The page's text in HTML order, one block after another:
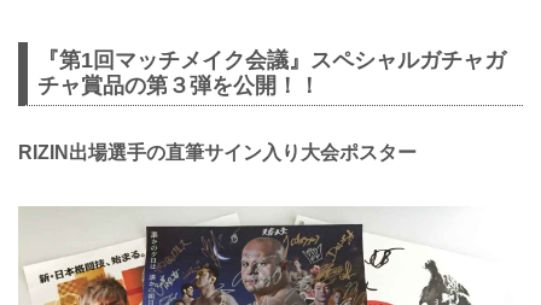
『第1回マッチメイク会議』スペシャルガチャガ
チャ賞品の第３弾を公開！！
RIZIN出場選手の直筆サイン入り大会ポスター